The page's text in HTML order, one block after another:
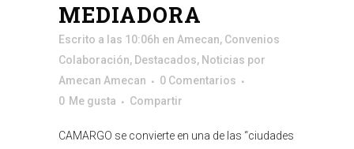
MEDIADORA
Escrito a las 10:06h en Amecan, Convenios
Colaboración, Destacados, Noticias por
Amecan Amecan
0 Comentarios
0 Me gusta Compartir
CAMARGO se convierte en una de las “ciudades